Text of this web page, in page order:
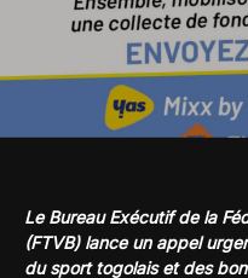
Le Bureau Exécutif de la
(FTVB) lance un appel
du sport togolais et des